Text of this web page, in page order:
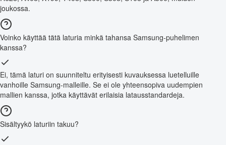
joukossa.
Voinko käyttää tätä laturia minkä tahansa Samsung-puhelimen
kanssa?
Ei, tämä laturi on suunniteltu erityisesti kuvauksessa luetelluille
vanhoille Samsung-malleille. Se ei ole yhteensopiva uudempien
mallien kanssa, jotka käyttävät erilaisia latausstandardeja.
Sisältyykö laturiin takuu?